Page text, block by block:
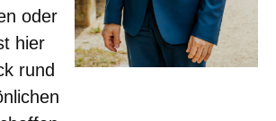
oder
hier
rund